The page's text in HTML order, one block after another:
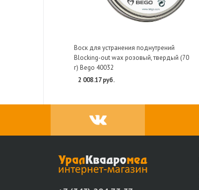
Воск для устранения поднутрений
Blocking-out wax розовый, твердый (70
г) Bego 40032
2 008.17 руб.